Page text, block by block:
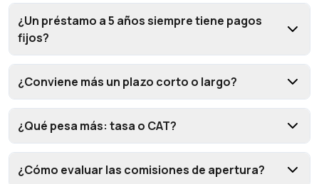
¿Un préstamo a 5 años siempre tiene pagos
fijos?
¿Conviene más un plazo corto o largo?
¿Qué pesa más: tasa o CAT?
¿Cómo evaluar las comisiones de apertura?